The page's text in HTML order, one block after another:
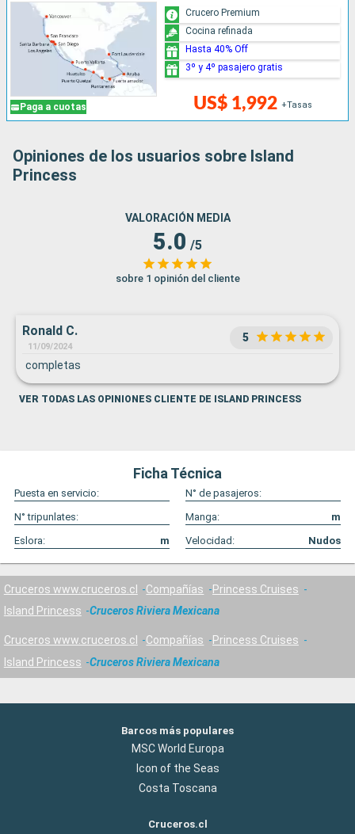
Paga a cuotas US$ 1,992 +Tasas
Crucero Premium
Cocina refinada
Hasta 40% Off
3º y 4º pasajero gratis
Opiniones de los usuarios sobre Island
Princess
VALORACIÓN MEDIA
5.0 /5
sobre 1 opinión del cliente
Ronald C.
11/09/2024
5
completas
VER TODAS LAS OPINIONES CLIENTE DE ISLAND PRINCESS
Ficha Técnica
Puesta en servicio:
N° de pasajeros:
N° tripunlates:
Manga:
m
Eslora:
m Velocidad: Nudos
Cruceros www.cruceros.cl Compañías
Princess Cruises
Island Princess
Cruceros Riviera Mexicana
Cruceros www.cruceros.cl Compañías
Princess Cruises
Island Princess
Cruceros Riviera Mexicana
Barcos más populares
MSC World Europa
Icon of the Seas
Costa Toscana
Cruceros.cl